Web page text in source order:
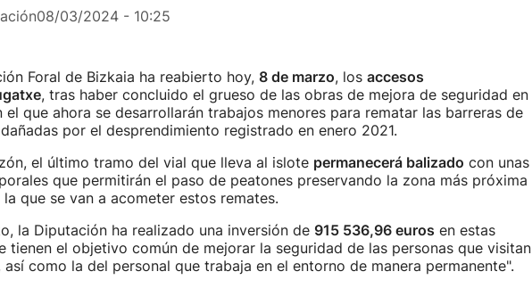
08/03/2024 - 10:25
Foral de Bizkaia ha reabierto hoy, 8 de marzo, los accesos
, tras haber concluido el grueso de las obras de mejora de seguridad en
el que ahora se desarrollarán trabajos menores para rematar las barreras de
por el desprendimiento registrado en enero 2021.
el último tramo del vial que lleva al islote permanecerá balizado con unas
que permitirán el paso de peatones preservando la zona más próxima
que se van a acometer estos remates.
la Diputación ha realizado una inversión de 915 536,96 euros en estas
tienen el objetivo común de mejorar la seguridad de las personas que visitan
así como la del personal que trabaja en el entorno de manera permanente".